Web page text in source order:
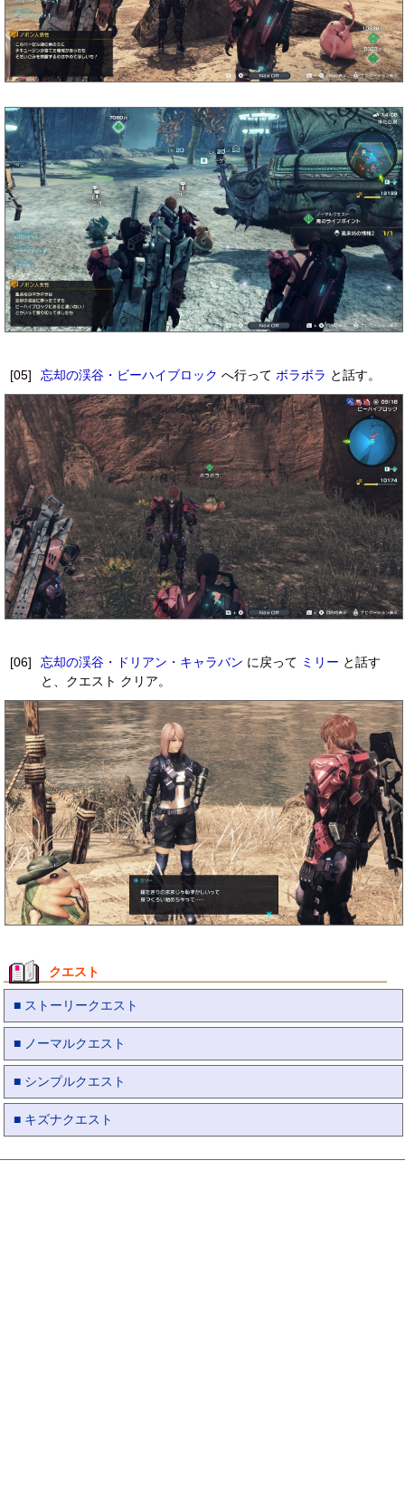
[05] 忘却の渓谷・ビーハイブロック へ行って ボラボラ と話す。
[06] 忘却の渓谷・ドリアン・キャラバン に戻って ミリー と話す
と、クエスト クリア。
クエスト
■ ストーリークエスト
■ ノーマルクエスト
■ シンプルクエスト
■ キズナクエスト